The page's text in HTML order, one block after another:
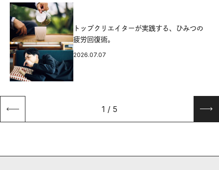
トップクリエイターが実践する、ひみつの
疲労回復術。
2026.07.07
1 / 5